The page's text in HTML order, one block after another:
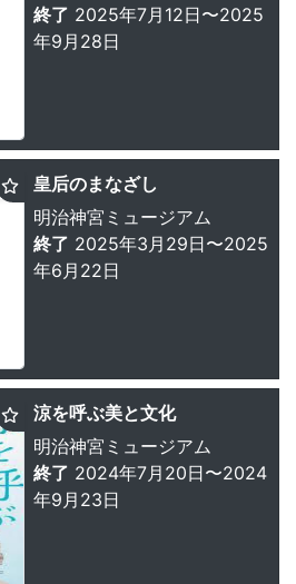
終了 2025年7月12日〜2025
年9月28日
皇后のまなざし
明治神宮ミュージアム
終了 2025年3月29日〜2025
年6月22日
涼を呼ぶ美と文化
明治神宮ミュージアム
終了 2024年7月20日〜2024
年9月23日